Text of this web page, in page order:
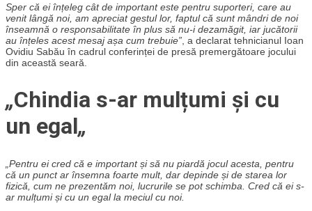
Sper că ei înțeleg cât de important este pentru suporteri, care au
venit lângă noi, am apreciat gestul lor, faptul că sunt mândri de noi
înseamnă o responsabilitate în plus să nu-i dezamăgit, iar jucătorii
au înțeles acest mesaj așa cum trebuie” , a declarat tehnicianul Ioan
Ovidiu Sabău în cadrul conferinței de presă premergătoare jocului
din această seară.
„Chindia s-ar mulțumi și cu
un egal„
„Pentru ei cred că e important și să nu piardă jocul acesta, pentru
că un punct ar însemna foarte mult, dar depinde și de starea lor
fizică, cum ne prezentăm noi, lucrurile se pot schimba. Cred că ei s-
ar mulțumi și cu un egal la meciul cu noi.